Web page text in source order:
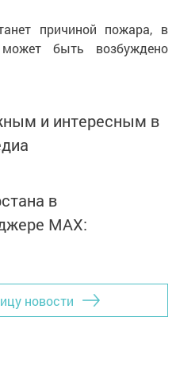
причиной пожара, в
быть возбуждено
и интересным в
в
MАХ:
новости